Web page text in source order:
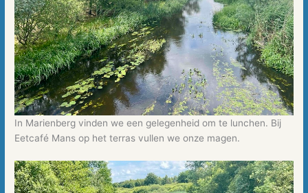
In Marienberg vinden we een gelegenheid om te lunchen. Bij
Eetcafé Mans op het terras vullen we onze magen.